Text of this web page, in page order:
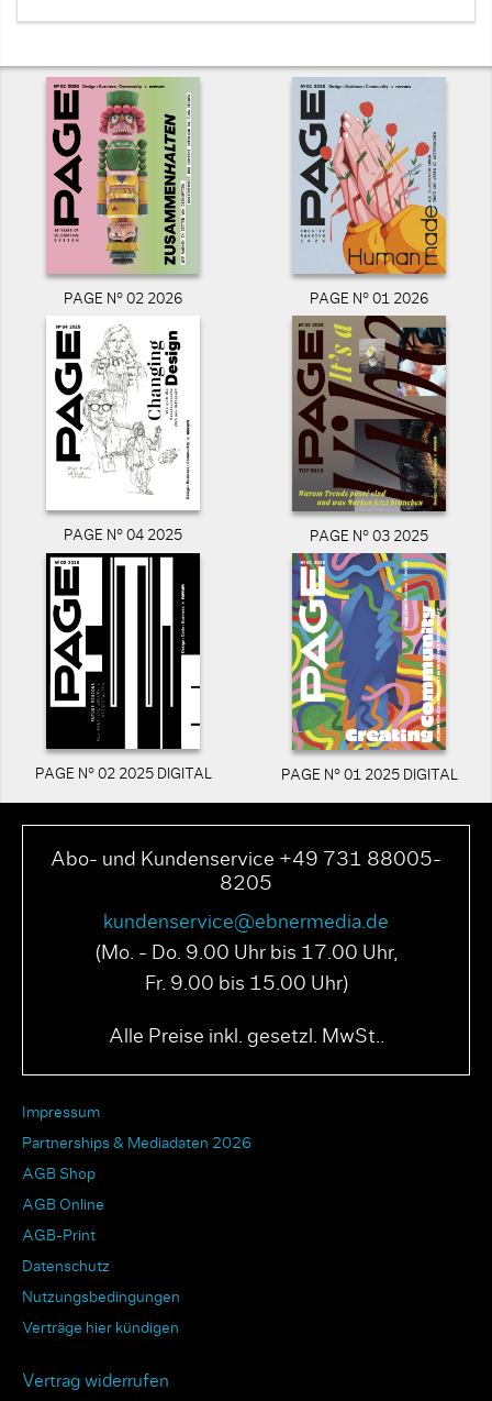
PAGE N° 02 2026 PAGE N° 01 2026
PAGE N° 04 2025 PAGE N° 03 2025
PAGE N° 02 2025 DIGITAL PAGE N° 01 2025 DIGITAL
Abo- und Kundenservice +49 731 88005-
8205
kundenservice@ebnermedia.de
(Mo. - Do. 9.00 Uhr bis 17.00 Uhr,
Fr. 9.00 bis 15.00 Uhr)
Alle Preise inkl. gesetzl. MwSt..
Impressum
Partnerships & Mediadaten 2026
AGB Shop
AGB Online
AGB-Print
Datenschutz
Nutzungsbedingungen
Verträge hier kündigen
Vertrag widerrufen